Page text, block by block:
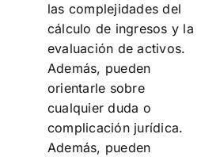
las complejidades del
cálculo de ingresos y la
evaluación de activos.
Además, pueden
orientarle sobre
cualquier duda o
complicación jurídica.
Además, pueden